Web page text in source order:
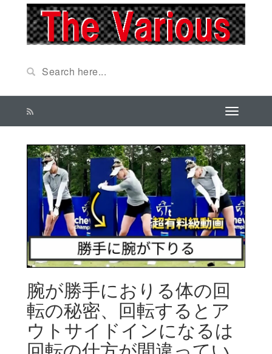
腕が勝手におりる体の回
転の秘密、回転するとア
ウトサイドインになるは
回転の仕方が間違ってい